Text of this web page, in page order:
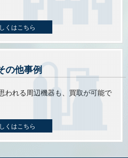
くはこちら
の他事例
われる周辺機器も、買取が可能で
くはこちら